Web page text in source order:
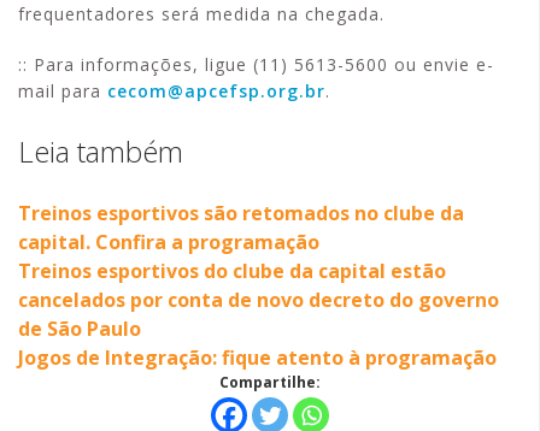
frequentadores será medida na chegada.
:: Para informações, ligue (11) 5613-5600 ou envie e-
mail para cecom@apcefsp.org.br.
Leia também
Treinos esportivos são retomados no clube da
capital. Confira a programação
Treinos esportivos do clube da capital estão
cancelados por conta de novo decreto do governo
de São Paulo
Jogos de Integração: fique atento à programação
Compartilhe: